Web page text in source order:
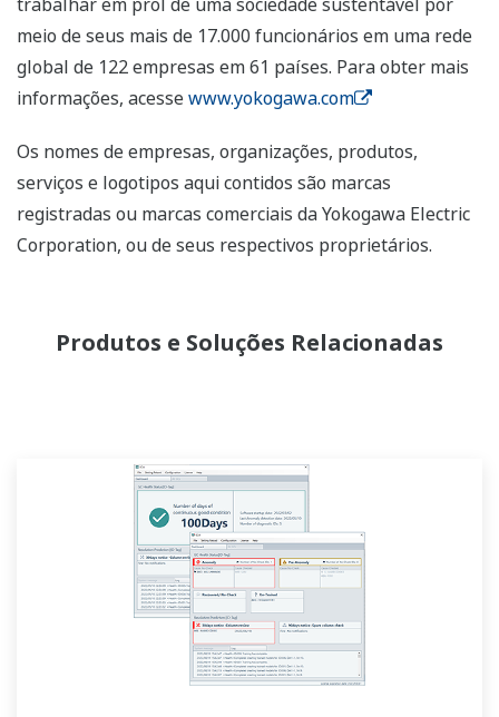
meio de seus mais de 17.000 funcionários em uma rede
global de 122 empresas em 61 países. Para obter mais
informações, acessewww.yokogawa.com
Os nomes de empresas, organizações, produtos,
serviços e logotipos aqui contidos são marcas
registradas ou marcas comerciais da Yokogawa Electric
Corporation, ou de seus respectivos proprietários.
Produtos e Soluções Relacionadas